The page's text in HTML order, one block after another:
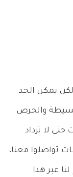
يمكن الحد
والحرص
حتى لا تزداد
تواصلوا معنا،
عبر هذا